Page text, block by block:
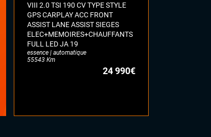
VIII 2.0 TSI 190 CV TYPE STYLE
GPS CARPLAY ACC FRONT
ASSIST LANE ASSIST SIEGES
ELEC+MEMOIRES+CHAUFFANTS
FULL LED JA 19
essence | automatique
55543 Km
24 990€